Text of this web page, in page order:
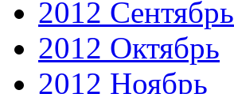
2012 Сентябрь
2012 Октябрь
2012 Ноябрь